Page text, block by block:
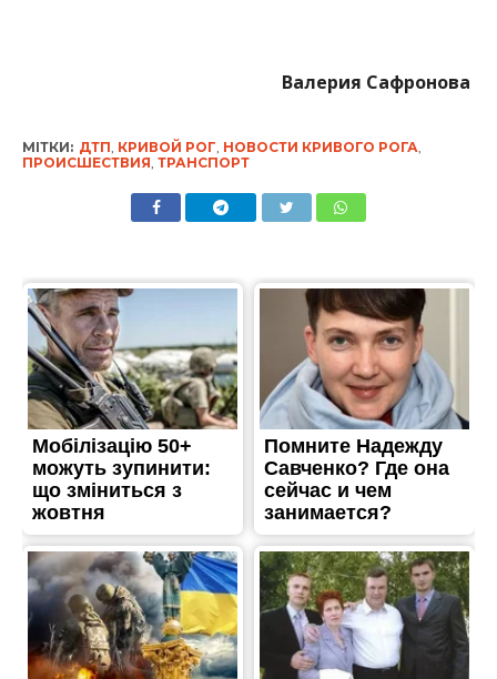
Валерия Сафронова
МІТКИ: ДТП, КРИВОЙ РОГ, НОВОСТИ КРИВОГО РОГА,
ПРОИСШЕСТВИЯ, ТРАНСПОРТ